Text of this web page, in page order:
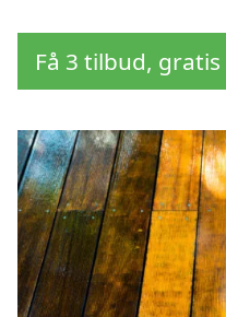
Få 3 tilbud,